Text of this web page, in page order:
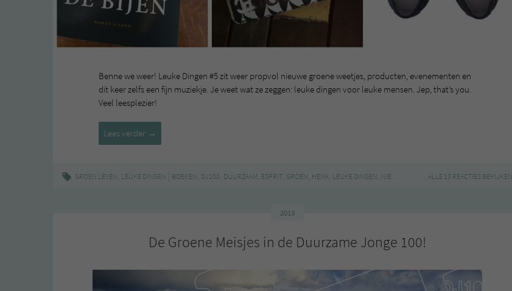
Benne we weer! Leuke Dingen #5 zit weer propvol nieuwe groene weetjes, producten, evenementen en
dit keer zelfs een fijn muziekje. Je weet wat ze zeggen: leuke dingen voor leuke mensen. Jep, that’s you.
Veel leesplezier!
Lees verder Leuke
Dingen
→
GROEN LEVEN, LEUKE DINGEN BOEKEN, DJ100, DUURZAAM, ESPRIT, GROEN, HEMA, LEUKE DINGEN, NIEUWS ,TONY'S CHOCOLONELY
ALLE 13 REACTIES BEKIJKEN
2013
De Groene Meisjes in de Duurzame Jonge 100!